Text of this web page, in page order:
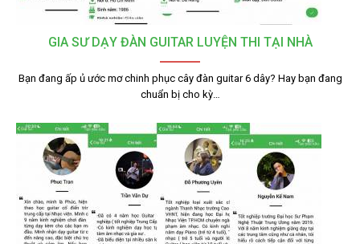
GIA SƯ DẠY ĐÀN GUITAR LUYỆN THI TẠI NHÀ
Bạn đang ấp ủ ước mơ chinh phục cây đàn guitar 6 dây? Hay bạn đang
chuẩn bị cho kỳ…